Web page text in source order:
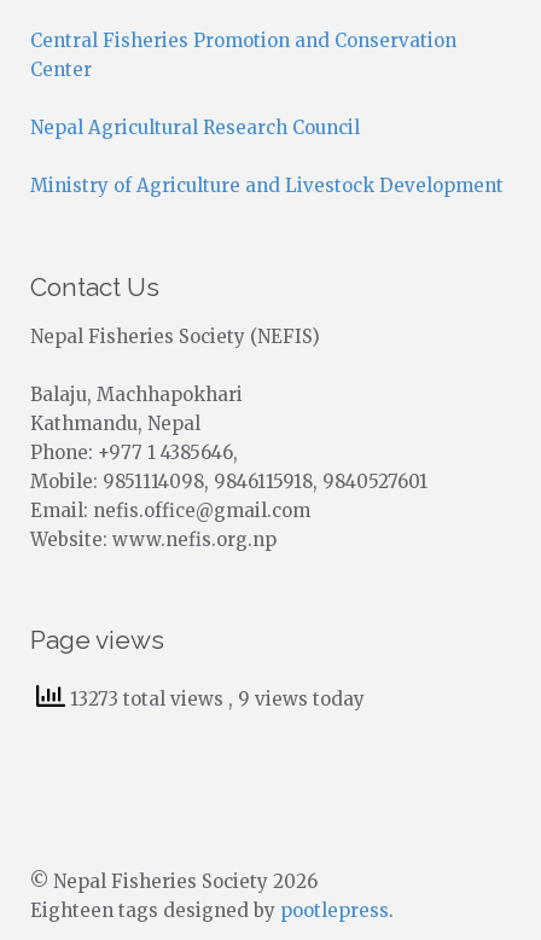
Central Fisheries Promotion and Conservation
Center
Nepal Agricultural Research Council
Ministry of Agriculture and Livestock Development
Contact Us
Nepal Fisheries Society (NEFIS)
Balaju, Machhapokhari
Kathmandu, Nepal
Phone: +977 1 4385646,
Mobile: 9851114098, 9846115918, 9840527601
Email: nefis.office@gmail.com
Website: www.nefis.org.np
Page views
13273 total views , 9 views today
© Nepal Fisheries Society 2026
Eighteen tags designed by pootlepress.